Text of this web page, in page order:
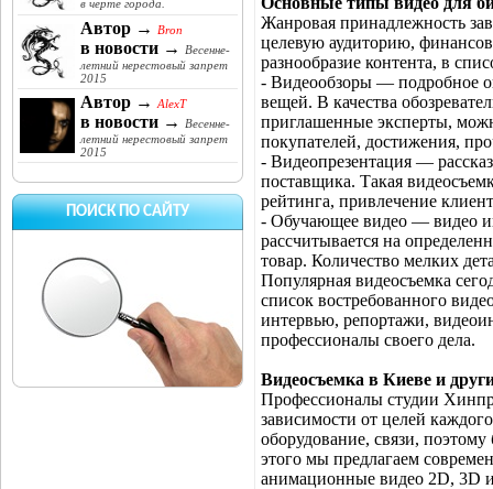
в черте города.
Автор → Bron
в новости →
Весенне-
летний нерестовый запрет
2015
Автор → AlexT
в новости →
Весенне-
летний нерестовый запрет
2015
ПОИСК ПО САЙТУ
Жанровая принадлежность
целевую аудиторию,
разнообразие контента, в
- Видеообзоры — подробное
вещей. В качества
приглашенные эксперты,
покупателей, достижения,
- Видеопрезентация —
поставщика. Такая
рейтинга, привлечение
- Обучающее видео — видео
рассчитывается на
товар. Количество мелких
Популярная видеосъемка
список востребованного
интервью, репортажи,
профессионалы своего дела.
Видеосъемка в Киеве и
Профессионалы студии
зависимости от целей
оборудование, связи,
этого мы предлагаем
анимационные видео 2D, 3D